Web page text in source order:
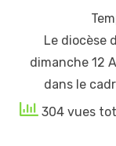
Le diocèse
dimanche 12
dans le
304 vues